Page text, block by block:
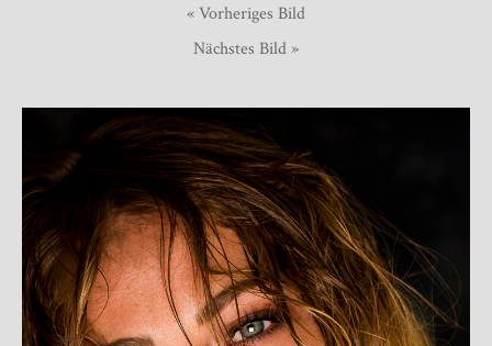
« Vorheriges Bild
Nächstes Bild »